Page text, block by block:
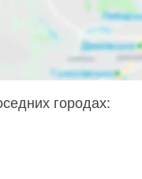
городах: